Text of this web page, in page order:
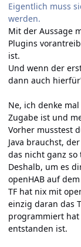
Eigentlich muss
werden.
Mit der Aussage
Plugins
ist.
Und wenn der
dann auch
Ne, ich denke
Zugabe ist und
Vorher musstest
Java brauchst,
das nicht ganz
Deshalb, um es
openHAB auf
TF hat nix mit
einzig daran das
programmiert
entstanden ist.